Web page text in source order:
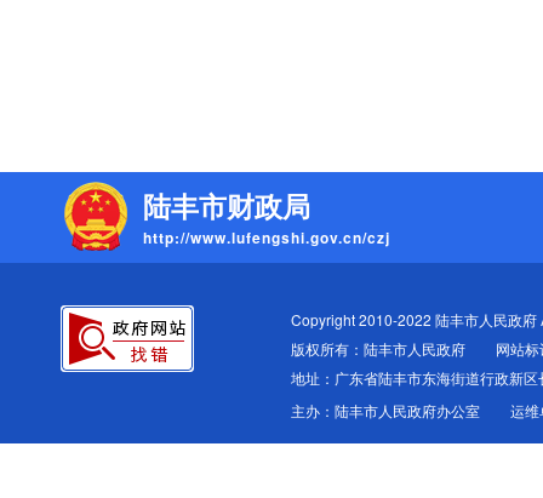
陆丰市财政局
http://www.lufengshi.gov.cn/czj
Copyright 2010-2022 陆丰市人民政
版权所有：陆丰市人民政府
网站
地址：广东省陆丰市东海街道行政新
主办：陆丰市人民政府办公室
运维